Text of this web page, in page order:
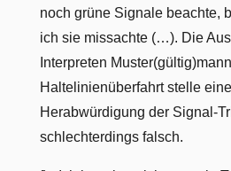
noch grüne Signale beachte,
ich sie missachte (…). Die
Interpreten
Haltelinienüberfahrt stelle
Herabwürdigung der Signal-
schlechterdings falsch.